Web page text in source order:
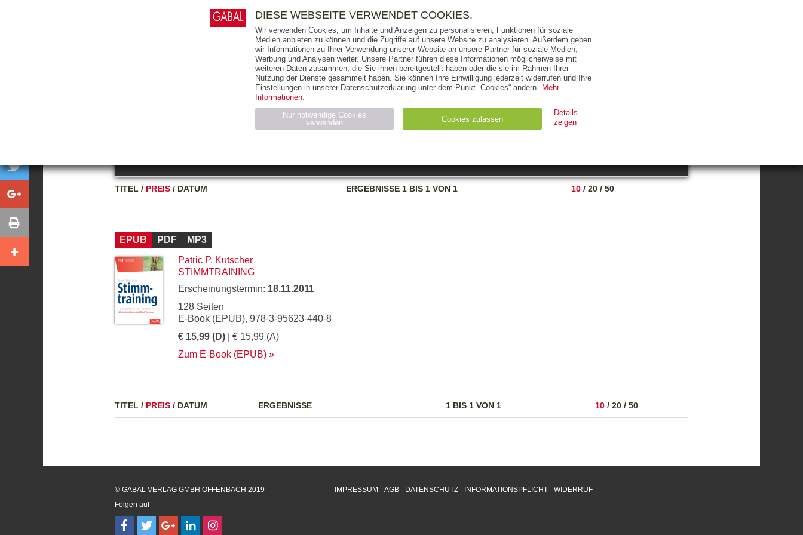
AUSGABEART AUS DER REIHE ZUM THEMA
TITEL / PREIS / DATUM ERGEBNISSE1 BIS 1 VON 1 10 / 20 / 50
EPUB PDF
MP3
Patric P. Kutscher
STIMMTRAINING
Erscheinungstermin: 18.11.2011
128 Seiten
E-Book (EPUB), 978-3-95623-440-8
€ 15,99 (D) | € 15,99 (A)
Zum E-Book (EPUB)
TITEL / PREIS / DATUM ERGEBNISSE 1 BIS 1 VON 1 10 / 20 / 50
E-BOOKS AUDIO-CDS MP3 NON-BOOKS
THEMEN AUTOREN VERLAG
RIGHTS PRESSE HANDEL FÜR UNTERNEHMEN
IMPRESSUM AGB DATENSCHUTZ INFORMATIONSPFLICHT WIDERRUF
© GABAL VERLAG GMBH OFFENBACH 2019
Folgen auf
DIESE WEBSEITE VERWENDET COOKIES.
Wir verwenden Cookies, um Inhalte und Anzeigen zu personalisieren, Funktionen für soziale
Medien anbieten zu können und die Zugriffe auf unsere Website zu analysieren. Außerdem geben
wir Informationen zu Ihrer Verwendung unserer Website an unsere Partner für soziale Medien,
Werbung und Analysen weiter. Unsere Partner führen diese Informationen möglicherweise mit
weiteren Daten zusammen, die Sie ihnen bereitgestellt haben oder die sie im Rahmen Ihrer
Nutzung der Dienste gesammelt haben. Sie können Ihre Einwilligung jederzeit widerrufen und Ihre
Einstellungen in unserer Datenschutzerklärung unter dem Punkt „Cookies“ ändern. Mehr
Informationen.
Nur notwendige Cookies
verwenden
Cookies zulassen
Details
zeigen
Name Anbieter Zweck Ablauf
Typ
Wird für die Speicherung der Benutzer-Session verwendet HTTP